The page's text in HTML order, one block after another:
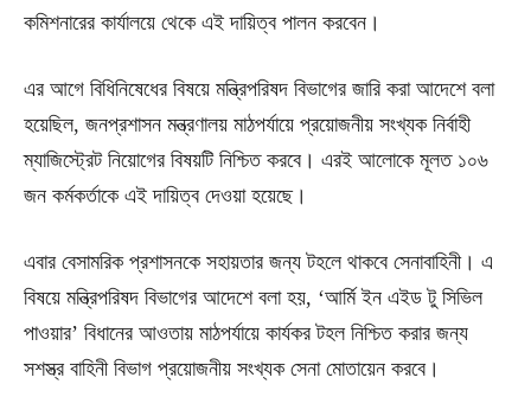
কমিশনারের কার্যালয়ে থেকে এই দায়িত্ব পালন করবেন।
এর আগে বিধিনিষেধের বিষয়ে মন্ত্রিপরিষদ বিভাগের জারি করা আদেশে বলা
হয়েছিল, জনপ্রশাসন মন্ত্রণালয় মাঠপর্যায়ে প্রয়োজনীয় সংখ্যক নির্বাহী
ম্যাজিস্ট্রেট নিয়োগের বিষয়টি নিশ্চিত করবে। এরই আলোকে মূলত ১০৬
জন কর্মকর্তাকে এই দায়িত্ব দেওয়া হয়েছে।
এবার বেসামরিক প্রশাসনকে সহায়তার জন্য টহলে থাকবে সেনাবাহিনী। এ
বিষয়ে মন্ত্রিপরিষদ বিভাগের আদেশে বলা হয়, ‘আর্মি ইন এইড টু সিভিল
পাওয়ার’ বিধানের আওতায় মাঠপর্যায়ে কার্যকর টহল নিশ্চিত করার জন্য
সশস্ত্র বাহিনী বিভাগ প্রয়োজনীয় সংখ্যক সেনা মোতায়েন করবে।